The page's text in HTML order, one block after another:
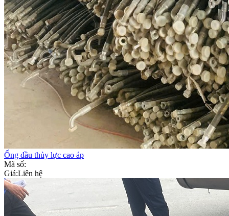
Ống dầu thủy lực cao áp
Mã số:
Giá:Liên hệ